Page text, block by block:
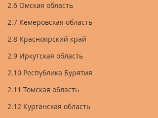
2.6 Омская область
2.7 Кемеровская область
2.8 Красноярский край
2.9 Иркутская область
2.10 Республика Бурятия
2.11 Томская область
2.12 Курганская область